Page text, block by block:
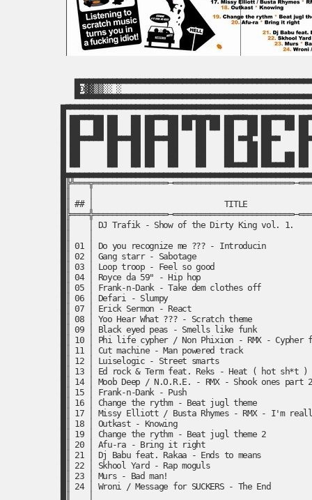
█Đ▓▓▒▒░░
█ ██▀▀▀██ ██   ██ ██▀▀▀██ ██▀██▀██ ██▀▀▀██ ██▀▀▀██
█ ██   ██ ██   ██ ██   ██ ▀▀ ██ ▀▀ ██   ██ ██   ▀▀
█ ██▀▀▀▀▀ ██▀▀▀██ ██▀▀▀██    ██    ██ ▀▀█▄ ██▀▀
█ ██      ██   ██ ██   ██    ██    ██   ██ ██   ▄▄
█ ██      ██   ██ ██   ██    ██    ██▄▄▄██ ██▄▄▄██
█║ ## │                            TITLE
█║    │ DJ Trafik - Show of the Dirty King vol.
█║ 01 │ Do you recognize me ??? - Introducin
█║ 02 │ Gang starr - Sabotage
█║ 03 │ Loop troop - Feel so good
█║ 04 │ Royce da 59" - Hip hop
█║ 05 │ Frank-n-Dank - Take dem clothes off
█║ 06 │ Defari - Slumpy
█║ 07 │ Erick Sermon - React
█║ 08 │ Yoo Hear What ??? - Scratch theme
█║ 09 │ Black eyed peas - Smells like funk
█║ 10 │ Phi life cypher / Non Phixion - RMX -
█║ 11 │ Cut machine - Man powered track
█║ 12 │ Luiselogic - Street smarts
█║ 13 │ Ed rock & Term feat. Reks - Heat ( hot
█║ 14 │ Moob Deep / N.O.R.E. - RMX - Shook
█║ 15 │ Frank-n-Dank - Push
█║ 16 │ Change the rythm - Beat jugl theme
█║ 17 │ Missy Elliott / Busta Rhymes - RMX -
█║ 18 │ Outkast - Knowing
█║ 19 │ Change the rythm - Beat jugl theme 2
█║ 20 │ Afu-ra - Bring it right
█║ 21 │ Dj Babu feat. Rakaa - Ends to means
█║ 22 │ Skhool Yard - Rap moguls
█║ 23 │ Murs - Bad man!
█║ 24 │ Wroni / Message for SUCKERS - The